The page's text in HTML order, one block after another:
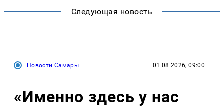
Следующая новость
Новости Самары 01.08.2026, 09:00
«Именно здесь у нас